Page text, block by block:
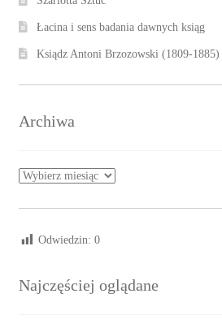
Łacina i sens badania dawnych ksiąg
Ksiądz Antoni Brzozowski (1809-1885)
Archiwa
Archiwa
Odwiedzin: 0
Najczęściej oglądane